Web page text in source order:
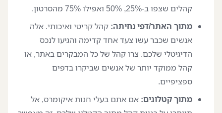
קהלים שצפו ב-25%, 50% ואפילו 75% מהסרטון.
מתוך האתר/דפי נחיתה: קהל קריטי ואיכותי. אלה
אנשים שכבר עשו צעד אחד קדימה והגיעו לנכס
הדיגיטלי שלכם. צרו קהל של כל המבקרים באתר, או
קהל ממוקד יותר של אנשים שביקרו בדפים
ספציפיים.
מתוך קטלוגים: אם אתם בעלי חנות איקומרס, אל